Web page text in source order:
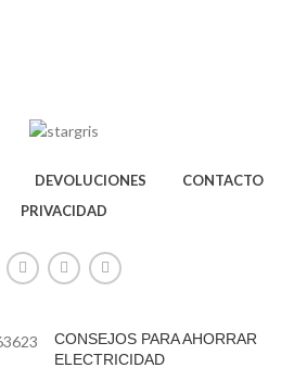
DEVOLUCIONES
CONTACTO
PRIVACIDAD
CONSEJOS PARA AHORRAR
ELECTRICIDAD